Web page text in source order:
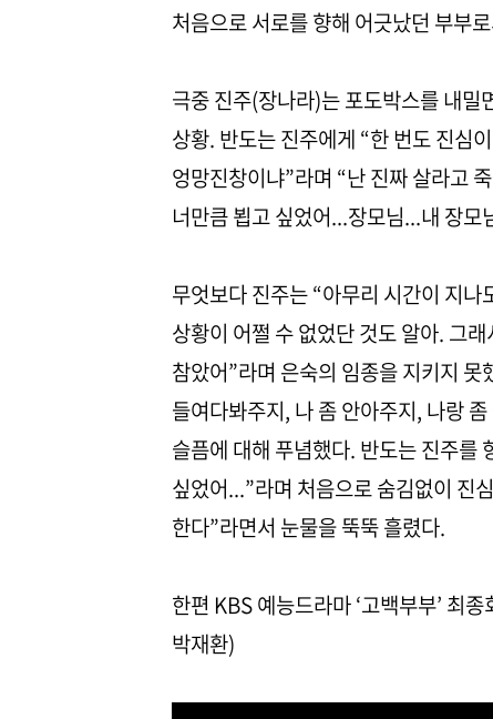
처음으로 서로를 향해 어긋났던 부부
극중 진주(장나라)는 포도박스를 내밀
상황. 반도는 진주에게 “한 번도 진심
엉망진창이냐”라며 “난 진짜 살라고
너만큼 뵙고 싶었어...장모님...내 장모
무엇보다 진주는 “아무리 시간이 지
상황이 어쩔 수 없었단 것도 알아. 그
참았어”라며 은숙의 임종을 지키지
들여다봐주지, 나 좀 안아주지, 나랑
슬픔에 대해 푸념했다. 반도는 진주를
싶었어...”라며 처음으로 숨김없이 진
한다”라면서 눈물을 뚝뚝 흘렸다.
한편 KBS 예능드라마 ‘고백부부’ 최
박재환)